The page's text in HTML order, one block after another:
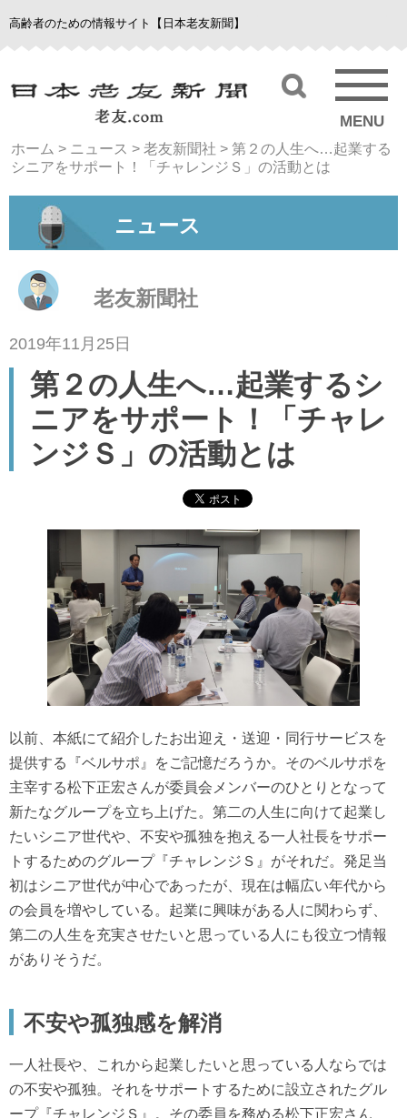
高齢者のための情報サイト【日本老友新聞】
MENU
ホーム > ニュース > 老友新聞社 > 第２の人生へ…起業する
シニアをサポート！「チャレンジＳ」の活動とは
ニュース
老友新聞社
2019年11月25日
第２の人生へ…起業するシ
ニアをサポート！「チャレ
ンジＳ」の活動とは
以前、本紙にて紹介したお出迎え・送迎・同行サービスを
提供する『ベルサポ』をご記憶だろうか。そのベルサポを
主宰する松下正宏さんが委員会メンバーのひとりとなって
新たなグループを立ち上げた。第二の人生に向けて起業し
たいシニア世代や、不安や孤独を抱える一人社長をサポー
トするためのグループ『チャレンジＳ』がそれだ。発足当
初はシニア世代が中心であったが、現在は幅広い年代から
の会員を増やしている。起業に興味がある人に関わらず、
第二の人生を充実させたいと思っている人にも役立つ情報
がありそうだ。
不安や孤独感を解消
一人社長や、これから起業したいと思っている人ならでは
の不安や孤独。それをサポートするために設立されたグル
ープ『チャレンジＳ』。その委員を務める松下正宏さん